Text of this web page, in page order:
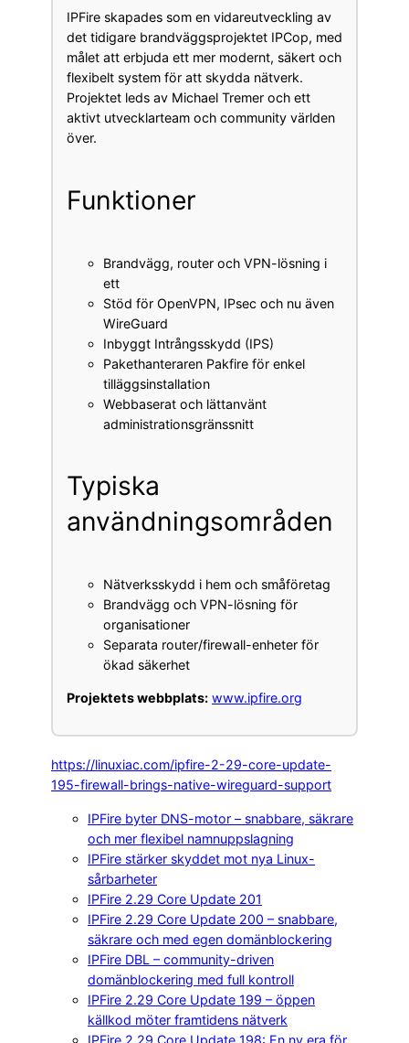
IPFire skapades som en vidareutveckling av
det tidigare brandväggsprojektet IPCop, med
målet att erbjuda ett mer modernt, säkert och
flexibelt system för att skydda nätverk.
Projektet leds av Michael Tremer och ett
aktivt utvecklarteam och community världen
över.
Funktioner
Brandvägg, router och VPN-lösning i
ett
Stöd för OpenVPN, IPsec och nu även
WireGuard
Inbyggt Intrångsskydd (IPS)
Pakethanteraren Pakfire för enkel
tilläggsinstallation
Webbaserat och lättanvänt
administrationsgränssnitt
Typiska
användningsområden
Nätverksskydd i hem och småföretag
Brandvägg och VPN-lösning för
organisationer
Separata router/firewall-enheter för
ökad säkerhet
Projektets webbplats: www.ipfire.org
https://linuxiac.com/ipfire-2-29-core-update-
195-firewall-brings-native-wireguard-support
IPFire byter DNS-motor – snabbare, säkrare
och mer flexibel namnuppslagning
IPFire stärker skyddet mot nya Linux-
sårbarheter
IPFire 2.29 Core Update 201
IPFire 2.29 Core Update 200 – snabbare,
säkrare och med egen domänblockering
IPFire DBL – community-driven
domänblockering med full kontroll
IPFire 2.29 Core Update 199 – öppen
källkod möter framtidens nätverk
IPFire 2.29 Core Update 198: En ny era för